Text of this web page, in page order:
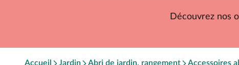
Découvrez nos
Accueil Jardin Abri de jardin, rangement Accessoires